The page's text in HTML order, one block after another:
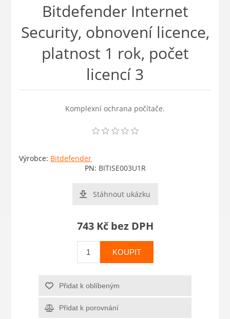
Bitdefender Internet
Security, obnovení licence,
platnost 1 rok, počet
licencí 3
Komplexní ochrana počítače.
Výrobce: Bitdefender
PN: BITISE003U1R
Stáhnout ukázku
743 Kč bez DPH
KOUPIT
Přidat k oblíbeným
Přidat k porovnání